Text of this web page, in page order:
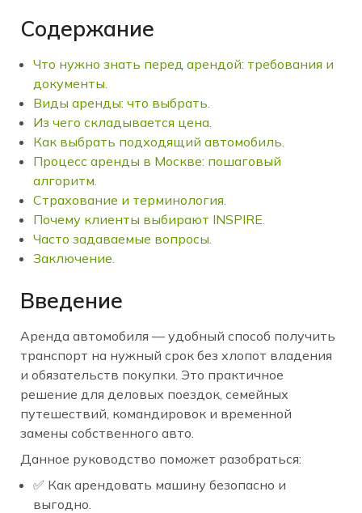
Содержание
Что нужно знать перед арендой: требования и
документы.
Виды аренды: что выбрать.
Из чего складывается цена.
Как выбрать подходящий автомобиль.
Процесс аренды в Москве: пошаговый
алгоритм.
Страхование и терминология.
Почему клиенты выбирают INSPIRE.
Часто задаваемые вопросы.
Заключение.
Введение
Аренда автомобиля — удобный способ получить
транспорт на нужный срок без хлопот владения
и обязательств покупки. Это практичное
решение для деловых поездок, семейных
путешествий, командировок и временной
замены собственного авто.
Данное руководство поможет разобраться:
✅ Как арендовать машину безопасно и
выгодно.